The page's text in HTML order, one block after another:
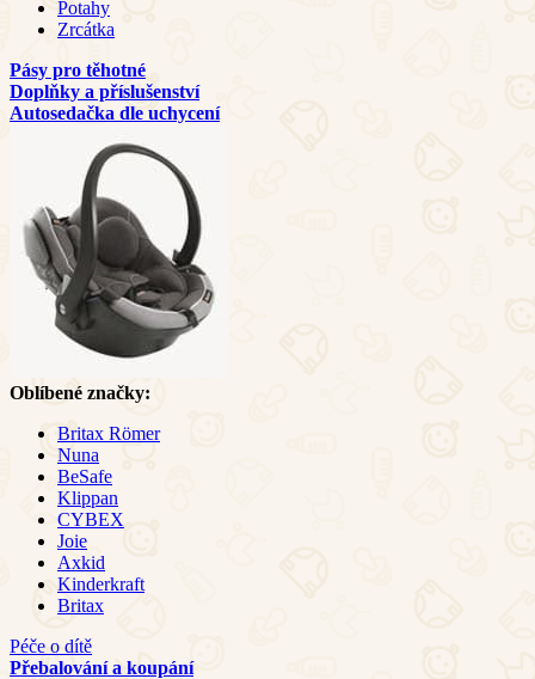
Potahy
Zrcátka
Pásy pro těhotné
Doplňky a příslušenství
Autosedačka dle uchycení
Oblíbené značky:
Britax Römer
Nuna
BeSafe
Klippan
CYBEX
Joie
Axkid
Kinderkraft
Britax
Péče o dítě
Přebalování a koupání